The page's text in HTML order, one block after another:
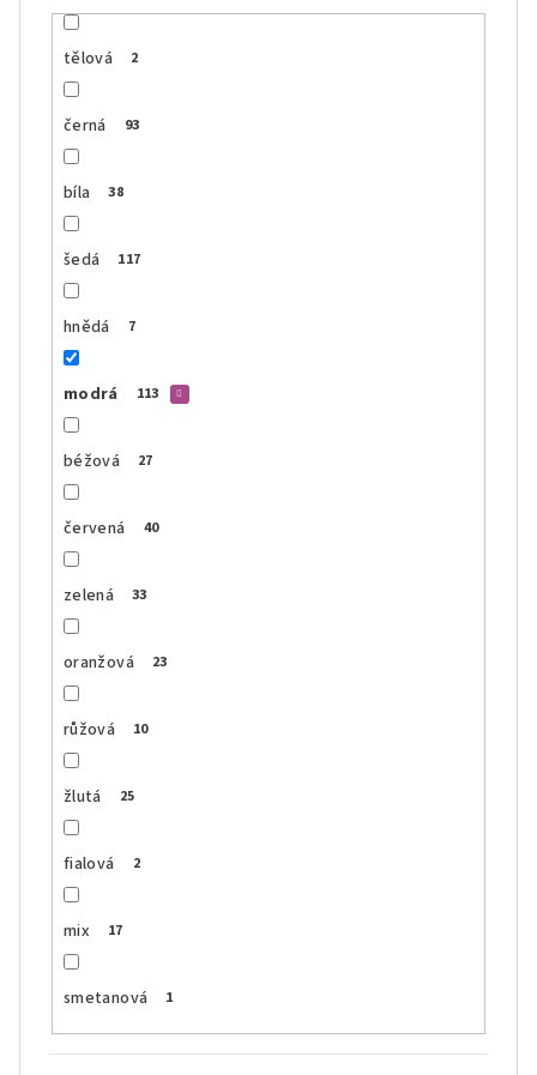
tělová 2
černá 93
bíla 38
šedá 117
hnědá 7
modrá 113
béžová 27
červená 40
zelená 33
oranžová 23
růžová 10
žlutá 25
fialová 2
mix 17
smetanová 1